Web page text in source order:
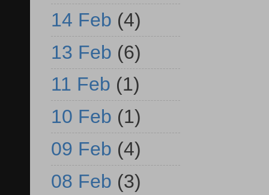
14 Feb (4)
13 Feb (6)
11 Feb (1)
10 Feb (1)
09 Feb (4)
08 Feb (3)